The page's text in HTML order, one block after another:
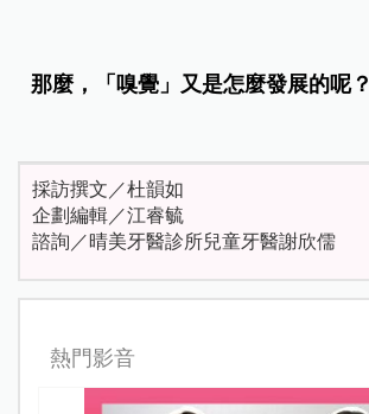
那麼，「嗅覺」又是怎麼發展的呢？
採訪撰文／杜韻如
企劃編輯／江睿毓
諮詢／晴美牙醫診所兒童牙醫謝欣儒
熱門影音